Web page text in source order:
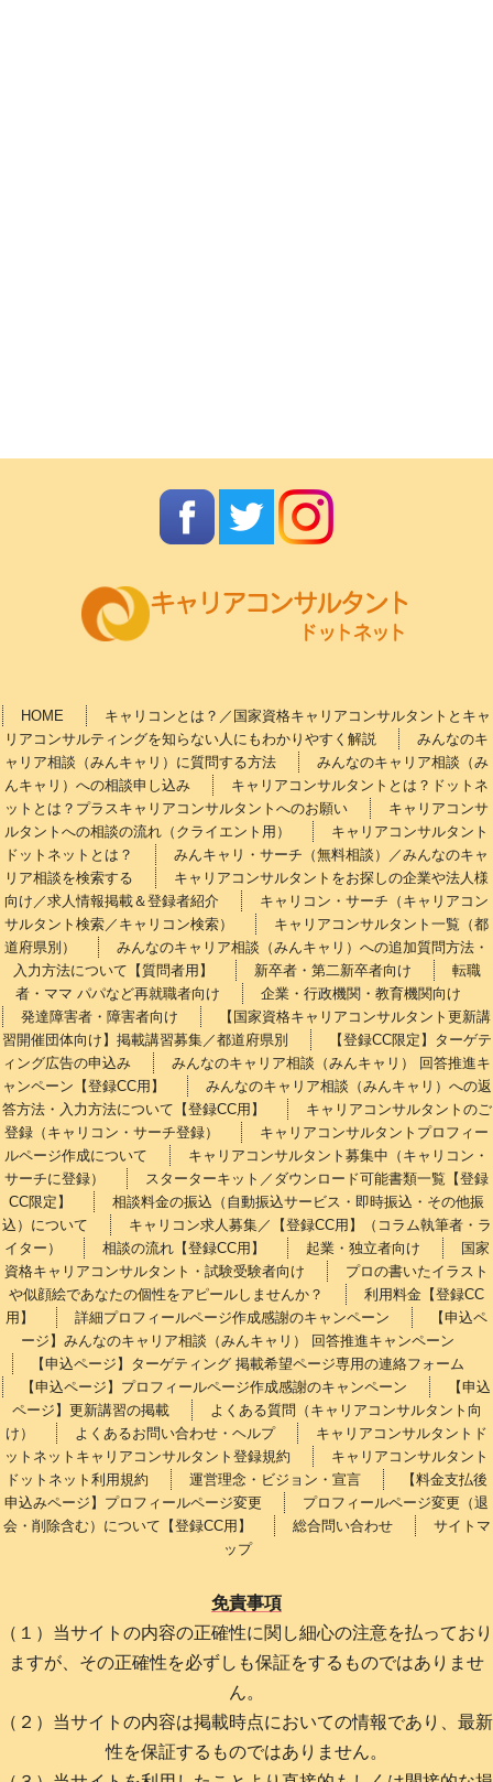
HOME
キャリコンとは？／国家資格キャリアコンサルタントとキャ
リアコンサルティングを知らない人にもわかりやすく解説
みんなのキ
ャリア相談（みんキャリ）に質問する方法
みんなのキャリア相談（み
んキャリ）への相談申し込み
キャリアコンサルタントとは？ドットネ
ットとは？プラスキャリアコンサルタントへのお願い
キャリアコンサ
ルタントへの相談の流れ（クライエント用）
キャリアコンサルタント
ドットネットとは？
みんキャリ・サーチ（無料相談）／みんなのキャ
リア相談を検索する
キャリアコンサルタントをお探しの企業や法人様
向け／求人情報掲載＆登録者紹介
キャリコン・サーチ（キャリアコン
サルタント検索／キャリコン検索）
キャリアコンサルタント一覧（都
道府県別）
みんなのキャリア相談（みんキャリ）への追加質問方法・
入力方法について【質問者用】
新卒者・第二新卒者向け
転職
者・ママ パパなど再就職者向け
企業・行政機関・教育機関向け
発達障害者・障害者向け
【国家資格キャリアコンサルタント更新講
習開催団体向け】掲載講習募集／都道府県別
【登録CC限定】ターゲテ
ィング広告の申込み
みんなのキャリア相談（みんキャリ） 回答推進キ
ャンペーン【登録CC用】
みんなのキャリア相談（みんキャリ）への返
答方法・入力方法について【登録CC用】
キャリアコンサルタントのご
登録（キャリコン・サーチ登録）
キャリアコンサルタントプロフィー
ルページ作成について
キャリアコンサルタント募集中（キャリコン・
サーチに登録）
スターターキット／ダウンロード可能書類一覧【登録
CC限定】
相談料金の振込（自動振込サービス・即時振込・その他振
込）について
キャリコン求人募集／【登録CC用】（コラム執筆者・ラ
イター）
相談の流れ【登録CC用】 起業・独立者向け
国家
資格キャリアコンサルタント・試験受験者向け
プロの書いたイラスト
や似顔絵であなたの個性をアピールしませんか？
利用料金【登録CC
用】
詳細プロフィールページ作成感謝のキャンペーン
【申込ペ
ージ】みんなのキャリア相談（みんキャリ） 回答推進キャンペーン
【申込ページ】ターゲティング 掲載希望ページ専用の連絡フォーム
【申込ページ】プロフィールページ作成感謝のキャンペーン
【申込
ページ】更新講習の掲載
よくある質問（キャリアコンサルタント向
け）
よくあるお問い合わせ・ヘルプ
キャリアコンサルタントド
ットネットキャリアコンサルタント登録規約
キャリアコンサルタント
ドットネット利用規約
運営理念・ビジョン・宣言
【料金支払後
申込みページ】プロフィールページ変更
プロフィールページ変更（退
会・削除含む）について【登録CC用】
総合問い合わせ
サイトマ
ップ
免責事項
（１）当サイトの内容の正確性に関し細心の注意を払っており
ますが、その正確性を必ずしも保証をするものではありませ
ん。
（２）当サイトの内容は掲載時点においての情報であり、最新
性を保証するものではありません。